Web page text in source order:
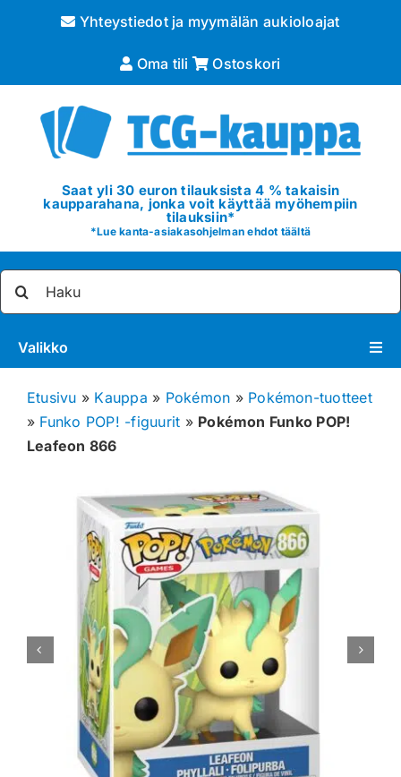
Yhteystiedot ja myymälän aukioloajat
Oma tili Ostoskori
Saat yli 30 euron tilauksista 4 % takaisin
kaupparahana, jonka voit käyttää myöhempiin
tilauksiin*
*Lue kanta-asiakasohjelman ehdot täältä
Valikko
Pokémon
Muut keräilykortit
Blind Boksit
Greidatut kortit
Irtokortit
Rip & Ship
Greidauspalvelu
Etusivu » Kauppa » Pokémon » Pokémon-tuotteet
» Funko POP! -figuurit » Pokémon Funko POP!
Leafeon 866